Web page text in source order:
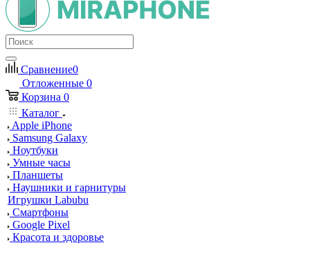
Сравнение0
Отложенные 0
Корзина 0
Каталог
Apple iPhone
Samsung Galaxy
Ноутбуки
Умные часы
Планшеты
Наушники и гарнитуры
Игрушки Labubu
Смартфоны
Google Pixel
Красота и здоровье